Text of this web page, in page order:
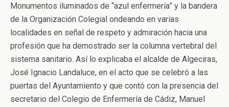
Monumentos iluminados de “azul enfermería” y la bandera
de la Organización Colegial ondeando en varias
localidades en señal de respeto y admiración hacia una
profesión que ha demostrado ser la columna vertebral del
sistema sanitario. Así lo explicaba el alcalde de Algeciras,
José Ignacio Landaluce, en el acto que se celebró a las
puertas del Ayuntamiento y que contó con la presencia del
secretario del Colegio de Enfermería de Cádiz, Manuel